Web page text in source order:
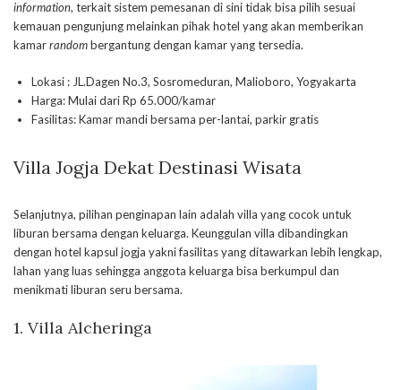
information, terkait sistem pemesanan di sini tidak bisa pilih sesuai
kemauan pengunjung melainkan pihak hotel yang akan memberikan
kamarrandombergantung dengan kamar yang tersedia.
Lokasi : JL.Dagen No.3, Sosromeduran, Malioboro, Yogyakarta
Harga: Mulai dari Rp 65.000/kamar
Fasilitas: Kamar mandi bersama per-lantai, parkir gratis
Villa Jogja Dekat Destinasi Wisata
Selanjutnya, pilihan penginapan lain adalah villa yang cocok untuk
liburan bersama dengan keluarga. Keunggulan villa dibandingkan
dengan hotel kapsul jogja yakni fasilitas yang ditawarkan lebih lengkap,
lahan yang luas sehingga anggota keluarga bisa berkumpul dan
menikmati liburan seru bersama.
1. Villa Alcheringa